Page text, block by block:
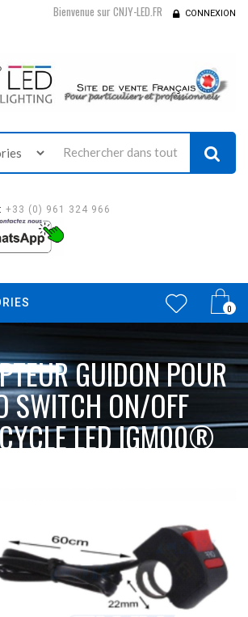
Bienvenue sur CNJY-LED.FR CONNEXION
+33 (0) 961 324 966
0
GUIDON POUR
SWITCH ON/OFF
LED IGM00®